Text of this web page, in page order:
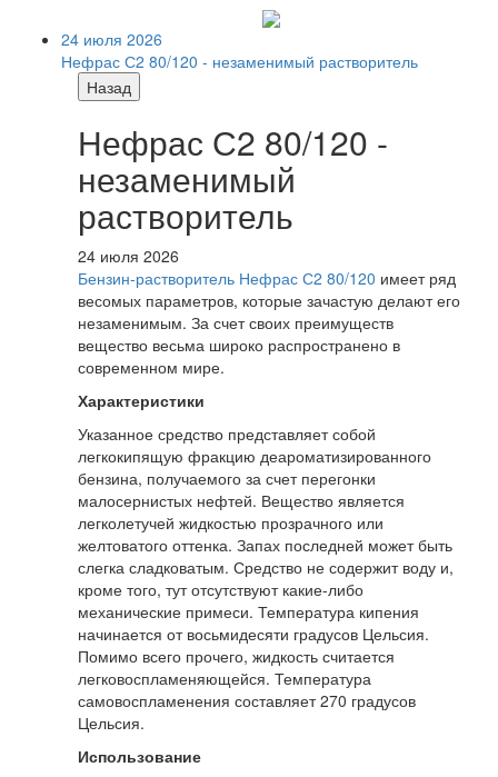
24 июля 2026
Нефрас С2 80/120 - незаменимый растворитель
Назад
Нефрас С2 80/120 -
незаменимый
растворитель
24 июля 2026
Бензин-растворитель Нефрас С2 80/120 имеет ряд
весомых параметров, которые зачастую делают его
незаменимым. За счет своих преимуществ
вещество весьма широко распространено в
современном мире.
Характеристики
Указанное средство представляет собой
легкокипящую фракцию деароматизированного
бензина, получаемого за счет перегонки
малосернистых нефтей. Вещество является
легколетучей жидкостью прозрачного или
желтоватого оттенка. Запах последней может быть
слегка сладковатым. Средство не содержит воду и,
кроме того, тут отсутствуют какие-либо
механические примеси. Температура кипения
начинается от восьмидесяти градусов Цельсия.
Помимо всего прочего, жидкость считается
легковоспламеняющейся. Температура
самовоспламенения составляет 270 градусов
Цельсия.
Использование